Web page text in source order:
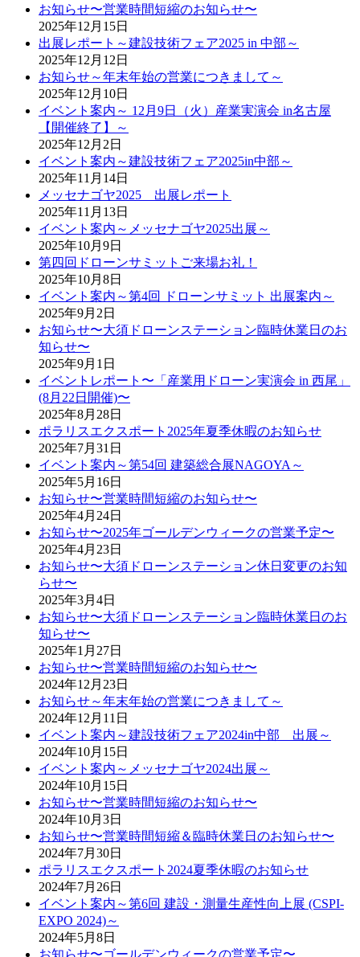
お知らせ〜営業時間短縮のお知らせ〜
2025年12月15日
出展レポート～建設技術フェア2025 in 中部～
2025年12月12日
お知らせ～年末年始の営業につきまして～
2025年12月10日
イベント案内～ 12月9日（火）産業実演会 in名古屋
【開催終了】～
2025年12月2日
イベント案内～建設技術フェア2025in中部～
2025年11月14日
メッセナゴヤ2025 出展レポート
2025年11月13日
イベント案内～メッセナゴヤ2025出展～
2025年10月9日
第四回ドローンサミットご来場お礼！
2025年10月8日
イベント案内～第4回 ドローンサミット 出展案内～
2025年9月2日
お知らせ〜大須ドローンステーション臨時休業日のお
知らせ〜
2025年9月1日
イベントレポート〜「産業用ドローン実演会 in 西尾」
(8月22日開催)〜
2025年8月28日
ポラリスエクスポート2025年夏季休暇のお知らせ
2025年7月31日
イベント案内～第54回 建築総合展NAGOYA～
2025年5月16日
お知らせ〜営業時間短縮のお知らせ〜
2025年4月24日
お知らせ〜2025年ゴールデンウィークの営業予定〜
2025年4月23日
お知らせ〜大須ドローンステーション休日変更のお知
らせ〜
2025年3月4日
お知らせ〜大須ドローンステーション臨時休業日のお
知らせ〜
2025年1月27日
お知らせ〜営業時間短縮のお知らせ〜
2024年12月23日
お知らせ～年末年始の営業につきまして～
2024年12月11日
イベント案内～建設技術フェア2024in中部 出展～
2024年10月15日
イベント案内～メッセナゴヤ2024出展～
2024年10月15日
お知らせ〜営業時間短縮のお知らせ〜
2024年10月3日
お知らせ〜営業時間短縮＆臨時休業日のお知らせ〜
2024年7月30日
ポラリスエクスポート2024夏季休暇のお知らせ
2024年7月26日
イベント案内～第6回 建設・測量生産性向上展 (CSPI-
EXPO 2024)～
2024年5月8日
お知らせ〜ゴールデンウィークの営業予定〜